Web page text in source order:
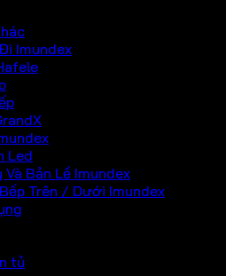
Imundex
Led
Và Bản Lề Imundex
Trên / Dưới Imundex
tủ